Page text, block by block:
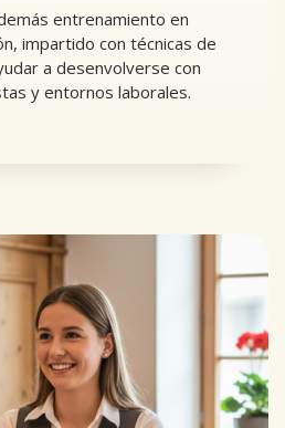
entrenamiento en
impartido con técnicas de
a desenvolverse con
y entornos laborales.